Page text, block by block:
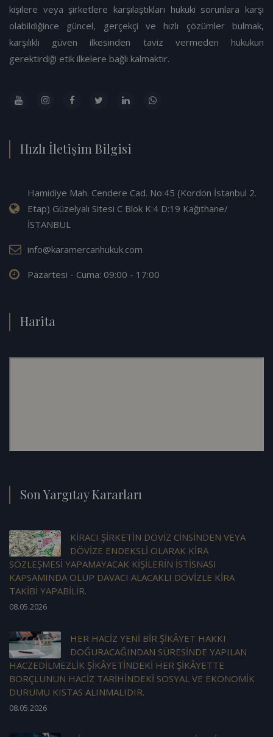
kişilere veya şirketlere karşılaştıkları hukuki sorunlara karşı
olabildiğince güncel, gerçekçi ve hızlı çözümler bulmak,
karşılıklı güven ilkesinden taviz vermeden hukukun
gerektirdiği etik ilkelere bağlı kalmaktır.
Hızlı İletişim Bilgisi
Hamidiye Mah. Cendere Cad. No:45 (Kordon İstanbul 2.
Etap) Güzelyalı Sitesi C Blok K:4 D:19 Kağıthane/
İSTANBUL
info@karamercanhukuk.com
Pazartesi - Cuma: 09:00 - 17:00
Harita
Son Yargıtay Kararları
KİRACI ŞİRKETİN DÖVİZ CİNSİNDEN VEYA
DÖVİZE ENDEKSLİ OLARAK KİRA
SÖZLEŞMESİ YAPAMAYACAK KİŞİLERİN İSTİSNASI
KAPSAMINDA OLUP DAVACI ALACAKLI DÖVİZLE KİRA
TAKİBİ YAPABİLİR.
08.05.2026
HER HACİZ YENİ BİR ŞİKÂYET HAKKI
DOĞURACAĞINDAN SÜRESİNDE YAPILAN
HACZEDİLMEZLİK ŞİKÂYETİNDEKİ HER ŞİKÂYETTE
BORÇLUNUN HACİZ TARİHİNDEKİ SOSYAL VE EKONOMİK
DURUMU KISTAS ALINMALIDIR.
08.05.2026